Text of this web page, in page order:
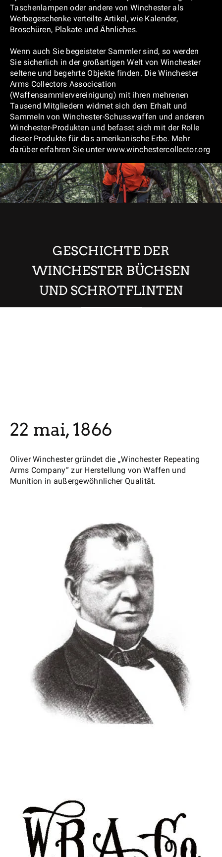
Taschenlampen oder andere von Winchester als
Werbegeschenke verteilte Artikel, wie Kalender,
Broschüren, Plakate und Ähnliches.
Wenn auch Sie begeisteter Sammler sind, so werden
Sie sicherlich in der großartigen Welt von Winchester
seltene und begehrte Objekte finden. Die Winchester
Arms Collectors Assocication
(Waffensammlervereinigung) mit ihren mehrenen
Tausend Mitgliedern widmet sich dem Erhalt und
Sammeln von Winchester-Schusswaffen und anderen
Winchester-Produkten und befasst sich mit der Rolle
dieser Produkte für das amerikanische Erbe. Mehr
darüber erfahren Sie unter www.winchestercollector.org
GESCHICHTE DER
WINCHESTER BÜCHSEN
UND SCHROTFLINTEN
22 mai, 1866
Oliver Winchester gründet die „Winchester Repeating
Arms Company“ zur Herstellung von Waffen und
Munition in außergewöhnlicher Qualität.